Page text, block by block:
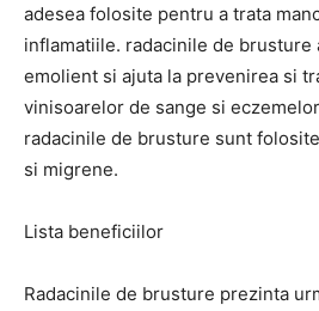
adesea folosite pentru a trata
inflamatiile. radacinile de brusture
emolient si ajuta la prevenirea si
vinisoarelor de sange si
radacinile de brusture sunt
si migrene.
Lista beneficiilor
Radacinile de brusture prezinta